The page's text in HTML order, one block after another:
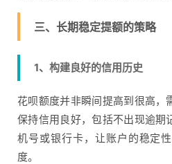
三、长期稳定提额的策略
1、构建良好的信用历史
花呗额度并非瞬间提高到很高，
保持信用良好，包括不出现逾期
机号或银行卡，让账户的稳定
度。